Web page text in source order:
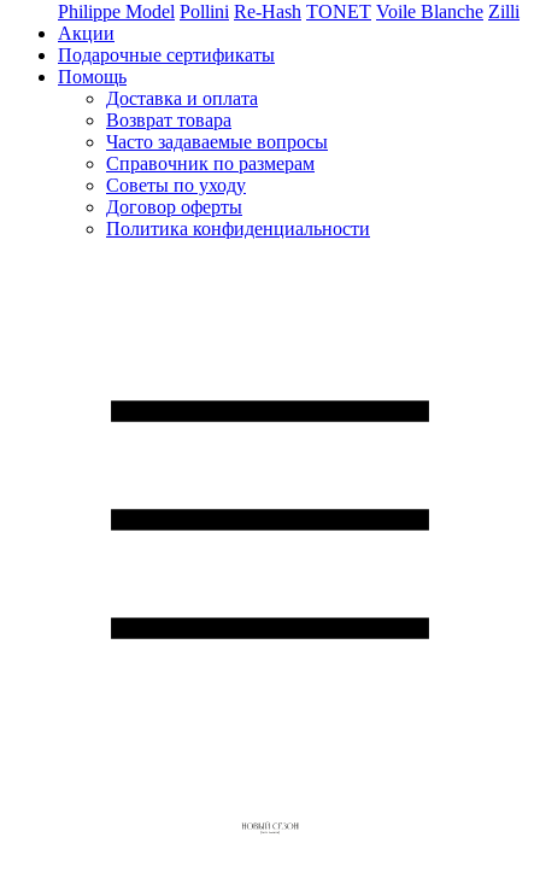
Philippe Model Pollini Re-Hash TONET Voile Blanche Zilli
Акции
Подарочные сертификаты
Помощь
Доставка и оплата
Возврат товара
Часто задаваемые вопросы
Справочник по размерам
Советы по уходу
Договор оферты
Политика конфиденциальности